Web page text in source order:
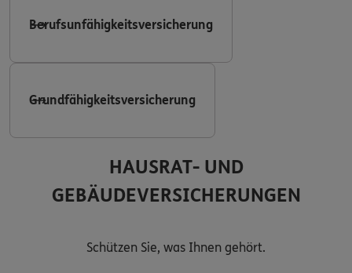
Berufsunfähigkeitsversicherung
Grundfähigkeitsversicherung
HAUSRAT- UND
GEBÄUDEVERSICHERUNGEN
Schützen Sie, was Ihnen gehört.